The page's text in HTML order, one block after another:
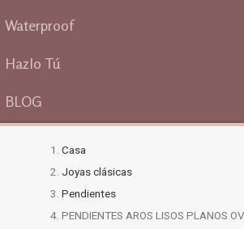
Waterproof
Hazlo Tú
BLOG
Casa
Joyas clásicas
Pendientes
PENDIENTES AROS LISOS PLANOS